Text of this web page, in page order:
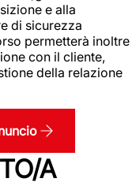
e alla
di sicurezza
permetterà inoltre
con il cliente,
della relazione
A